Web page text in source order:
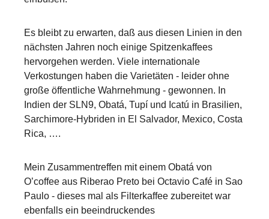
Es bleibt zu erwarten, daß aus diesen Linien in den
nächsten Jahren noch einige Spitzenkaffees
hervorgehen werden. Viele internationale
Verkostungen haben die Varietäten - leider ohne
große öffentliche Wahrnehmung - gewonnen. In
Indien der SLN9, Obatá, Tupí und Icatú in Brasilien,
Sarchimore-Hybriden in El Salvador, Mexico, Costa
Rica, ….
Mein Zusammentreffen mit einem Obatá von
O’coffee aus Riberao Preto bei Octavio Café in Sao
Paulo - dieses mal als Filterkaffee zubereitet war
ebenfalls ein beeindruckendes